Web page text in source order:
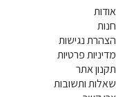
אודות
חנות
הצהרת נגישות
מדיניות פרטיות
תקנון אתר
שאלות ותשובות